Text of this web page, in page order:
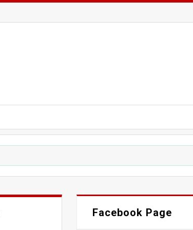
Facebook Page